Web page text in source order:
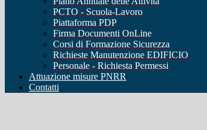
PCTO - Scuola-Lavoro
Piattaforma PDP
Firma Documenti OnLine
Corsi di Formazione Sicurezza
Richieste Manutenzione EDIFICIO
Personale - Richiesta Permessi
Attuazione misure PNRR
Contatti